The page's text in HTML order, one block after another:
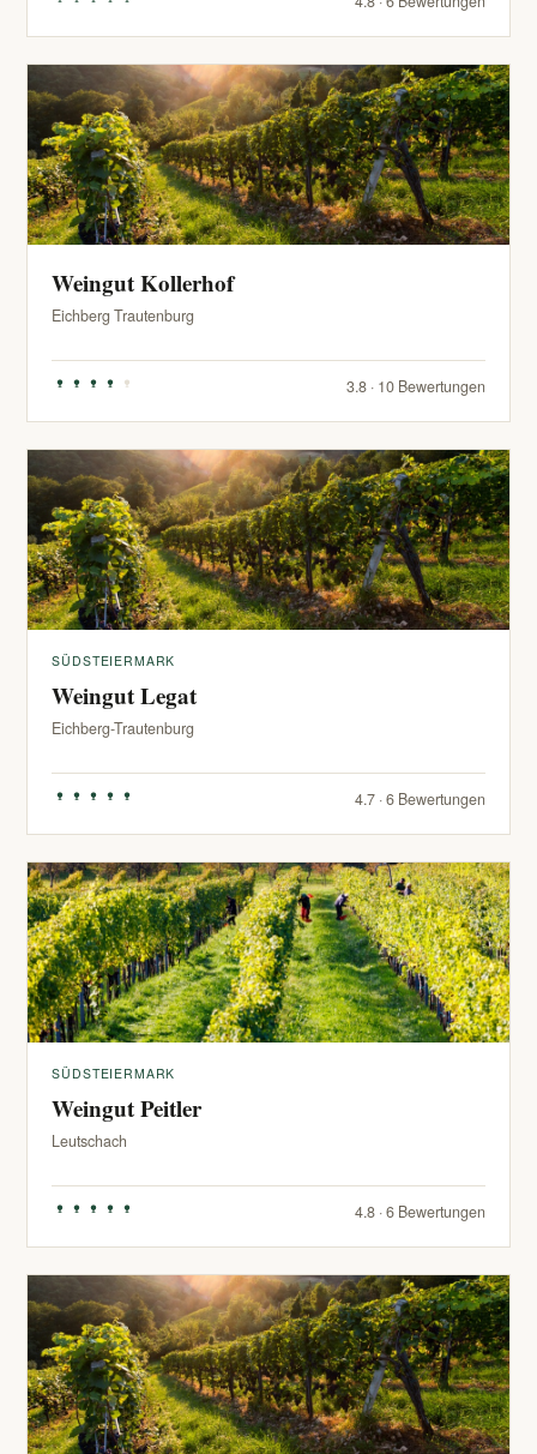
Weingut Kollerhof
Eichberg Trautenburg
3.8 · 10 Bewertungen
SÜDSTEIERMARK
Weingut Legat
Eichberg-Trautenburg
4.7 · 6 Bewertungen
SÜDSTEIERMARK
Weingut Peitler
Leutschach
4.8 · 6 Bewertungen